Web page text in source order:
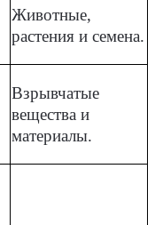
Животные,
растения и семена.
Взрывчатые
вещества и
материалы.